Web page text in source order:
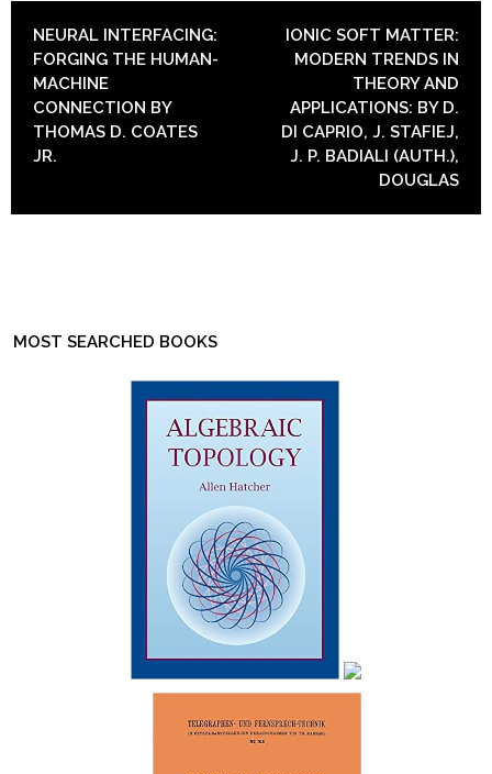
POST NAVIGATION
NEURAL INTERFACING:
FORGING THE HUMAN-
MACHINE
CONNECTION BY
THOMAS D. COATES
JR.
IONIC SOFT MATTER:
MODERN TRENDS IN
THEORY AND
APPLICATIONS: BY D.
DI CAPRIO, J. STAFIEJ,
J. P. BADIALI (AUTH.),
DOUGLAS
MOST SEARCHED BOOKS